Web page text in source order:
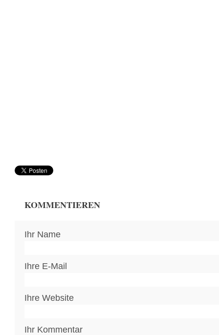
KOMMENTIEREN
Ihr Name
Ihre E-Mail
Ihre Website
Ihr Kommentar